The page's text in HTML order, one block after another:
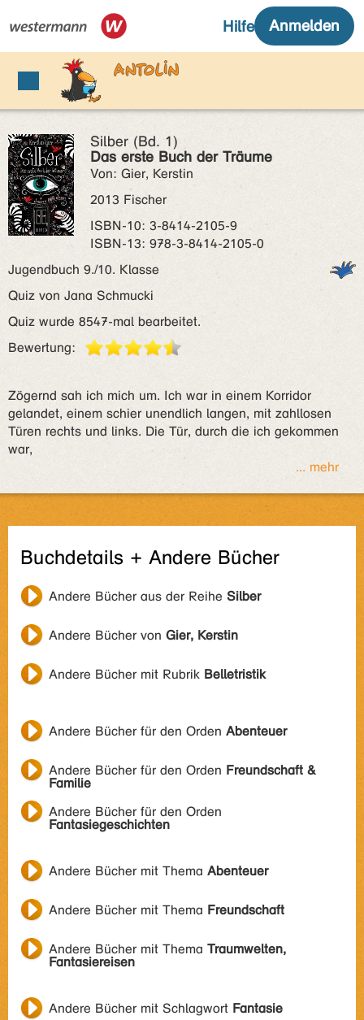
Silber (Bd. 1)
Das erste Buch der Träume
Von: Gier, Kerstin
2013 Fischer
ISBN‑10: 3-8414-2105-9
ISBN‑13: 978-3-8414-2105-0
Jugendbuch 9./10. Klasse
Quiz von Jana Schmucki
Quiz wurde 8547-mal bearbeitet.
Bewertung:
Zögernd sah ich mich um. Ich war in einem Korridor
gelandet, einem schier unendlich langen, mit zahllosen
Türen rechts und links. Die Tür, durch die ich gekommen
war,
... mehr
Buchdetails + Andere Bücher
Andere Bücher aus der Reihe Silber
Andere Bücher von Gier, Kerstin
Andere Bücher mit Rubrik Belletristik
Andere Bücher für den Orden Abenteuer
Andere Bücher für den Orden Freundschaft &
Familie
Andere Bücher für den Orden
Fantasiegeschichten
Andere Bücher mit Thema Abenteuer
Andere Bücher mit Thema Freundschaft
Andere Bücher mit Thema Traumwelten,
Fantasiereisen
Andere Bücher mit Schlagwort Fantasie